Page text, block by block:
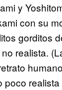
y
con su
gorditos
realista.
poco